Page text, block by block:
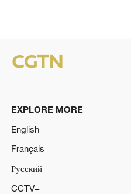
EXPLORE MORE
English
Français
Русский
CCTV+